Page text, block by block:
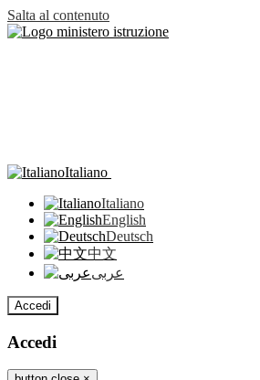
Salta al contenuto
Italiano
Italiano
English
Deutsch
中文
عربى
Accedi
Accedi